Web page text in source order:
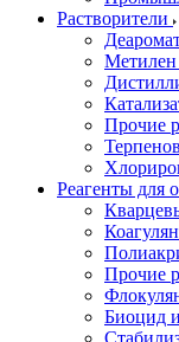
Растворители
Прочие
Реагенты для
Прочие
Биоцид